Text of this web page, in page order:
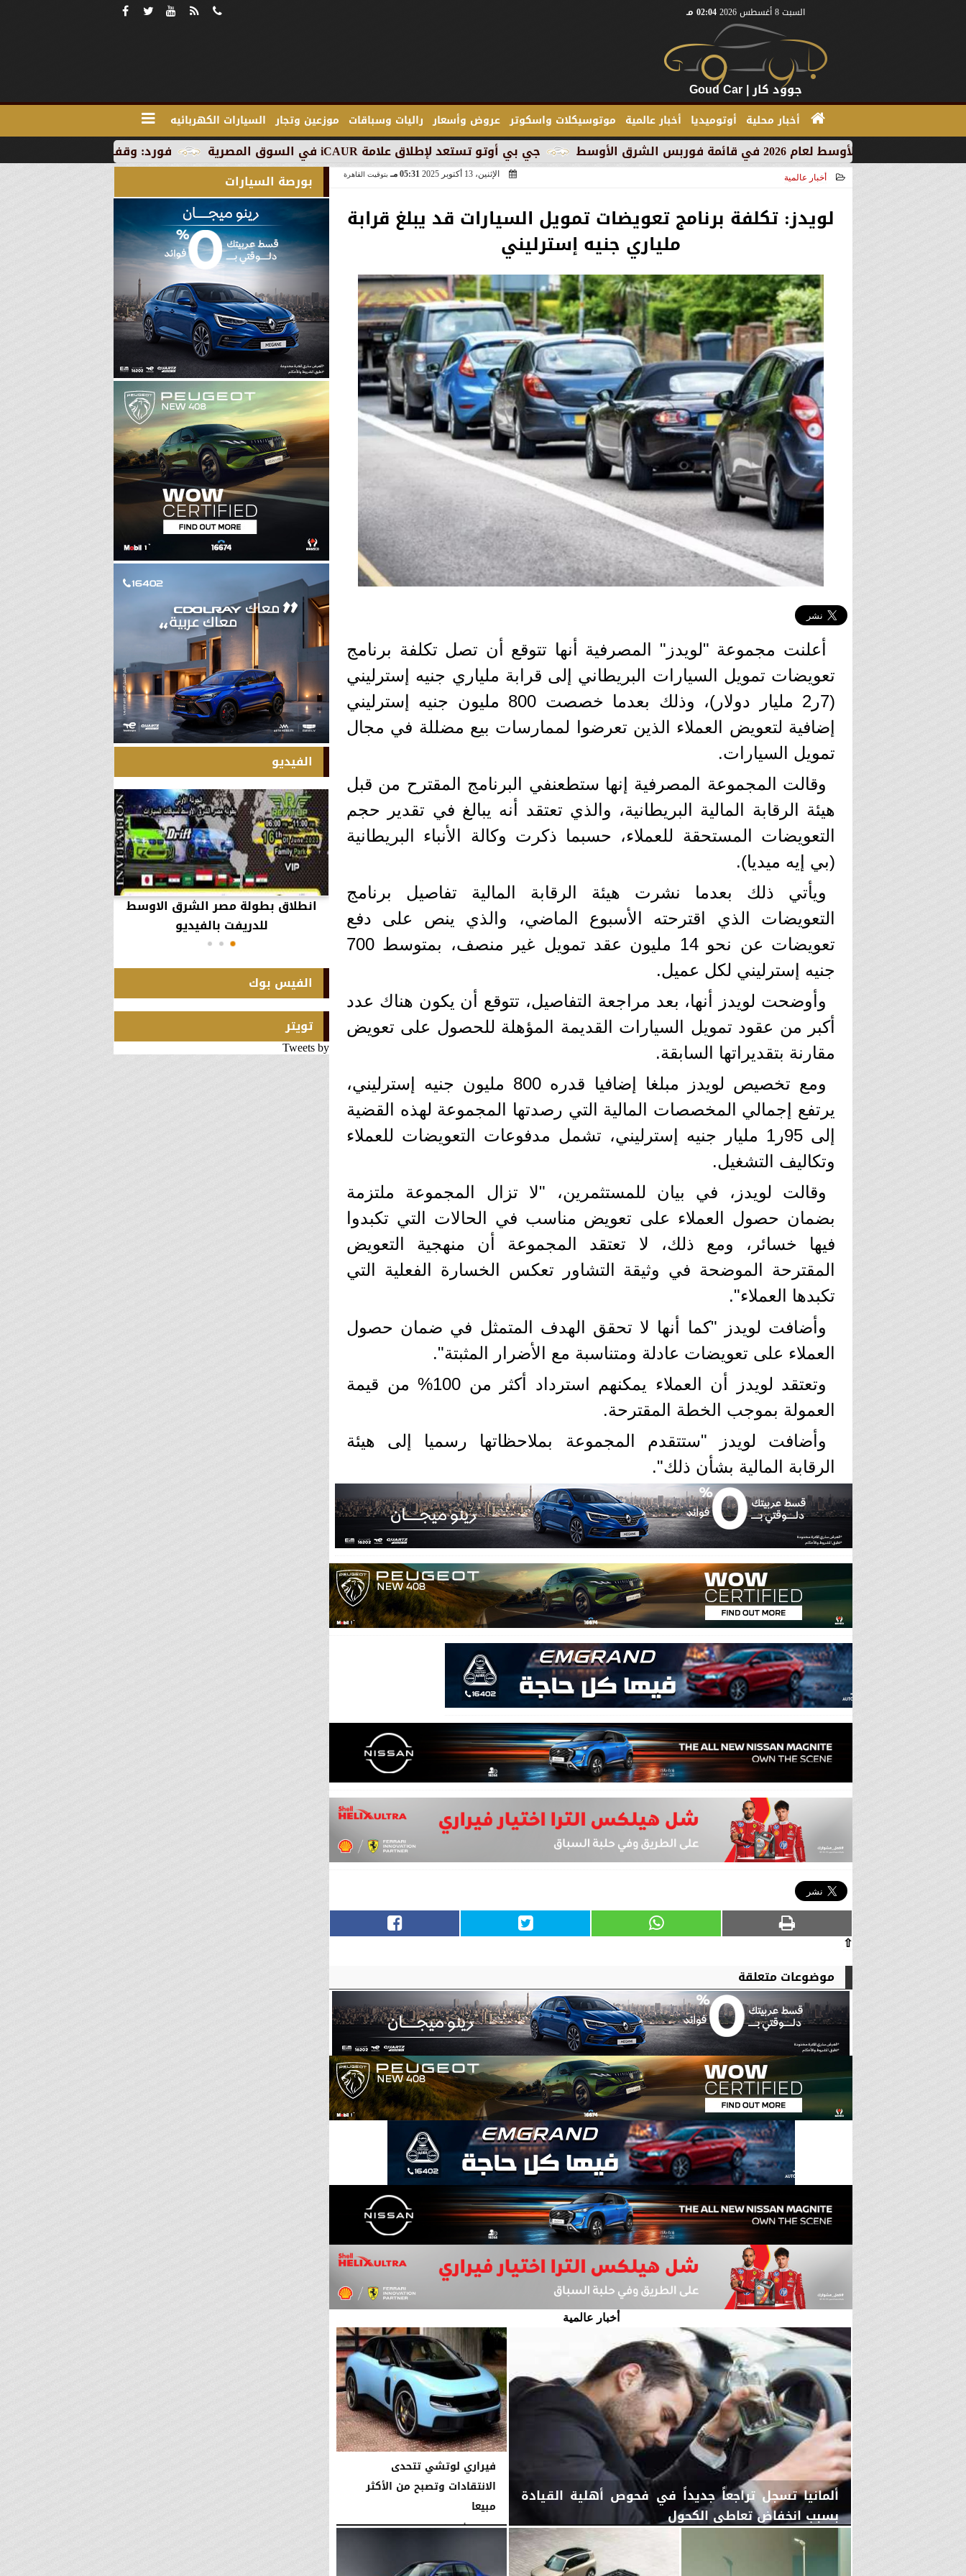
السبت 8 أغسطس 2026 02:04 مـ
جوود كار | Goud Car
أخبار محلية أوتوميديا أخبار عالمية موتوسيكلات واسكوتر عروض وأسعار راليات وسباقات موزعين وتجار السيارات الكهربائيه
فورد: وقف الإنتاج في رومانيا بسبب العطلة جي بي أوتو تستعد لإطلاق علامة iCAUR في السوق المصرية
أخبار عالمية الإثنين، 13 أكتوبر 2025 05:31 مـ بتوقيت القاهرة
لويدز: تكلفة برنامج تعويضات تمويل السيارات قد يبلغ قرابة
ملياري جنيه إسترليني
أعلنت مجموعة "لويدز" المصرفية أنها تتوقع أن تصل تكلفة برنامج
تعويضات تمويل السيارات البريطاني إلى قرابة ملياري جنيه إسترليني
(7ر2 مليار دولار)، وذلك بعدما خصصت 800 مليون جنيه إسترليني
إضافية لتعويض العملاء الذين تعرضوا لممارسات بيع مضللة في مجال
تمويل السيارات.
وقالت المجموعة المصرفية إنها ستطعن​​في البرنامج المقترح من قبل
هيئة الرقابة المالية البريطانية، والذي تعتقد أنه يبالغ في تقدير حجم
التعويضات المستحقة للعملاء، حسبما ذكرت وكالة الأنباء البريطانية
(بي إيه ميديا).
ويأتي ذلك بعدما نشرت هيئة الرقابة المالية تفاصيل برنامج
التعويضات الذي اقترحته الأسبوع الماضي، والذي ينص على دفع
تعويضات عن نحو 14 مليون عقد تمويل غير منصف، بمتوسط 700
جنيه إسترليني لكل عميل.
وأوضحت لويدز أنها، بعد مراجعة التفاصيل، تتوقع أن يكون هناك عدد
أكبر من عقود تمويل السيارات القديمة المؤهلة للحصول على تعويض
مقارنة بتقديراتها السابقة.
ومع تخصيص لويدز مبلغا إضافيا قدره 800 مليون جنيه إسترليني،
يرتفع إجمالي المخصصات المالية التي رصدتها المجموعة لهذه القضية
إلى 95ر1 مليار جنيه إسترليني، تشمل مدفوعات التعويضات للعملاء
وتكاليف التشغيل.
وقالت لويدز، في بيان للمستثمرين، "لا تزال المجموعة ملتزمة
بضمان حصول العملاء على تعويض مناسب في الحالات التي تكبدوا
فيها خسائر، ومع ذلك، لا تعتقد المجموعة أن منهجية التعويض
المقترحة الموضحة في وثيقة التشاور تعكس الخسارة الفعلية التي
تكبدها العملاء".
وأضافت لويدز "كما أنها لا تحقق الهدف المتمثل في ضمان حصول
العملاء على تعويضات عادلة ومتناسبة مع الأضرار المثبتة".
وتعتقد لويدز أن العملاء يمكنهم استرداد أكثر من 100% من قيمة
العمولة بموجب الخطة المقترحة.
وأضافت لويدز "ستتقدم المجموعة بملاحظاتها رسميا إلى هيئة
الرقابة المالية بشأن ذلك".
⇧
موضوعات متعلقة
أخبار عالمية
ألمانيا تسجل تراجعاً جديداً في فحوص أهلية القيادة
بسبب انخفاض تعاطي الكحول
فيراري لوتشي تتحدى
الانتقادات وتصبح من الأكثر
مبيعا
الخميس، 6 أغسطس 2026 03:00 مـ
بورصة السيارات
الفيديو
في واقعة غريبة، تعطلت سيارة ملك
السويد بعد تحركها لثوانٍ معدودة.
انطلاق بطولة مصر الشرق الاوسط
للدريفت بالفيديو
الفيس بوك
تويتر
Tweets by